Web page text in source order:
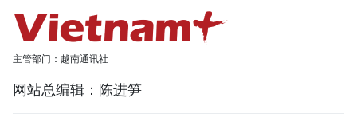
主管部门：越南通讯社
网站总编辑：陈进笋